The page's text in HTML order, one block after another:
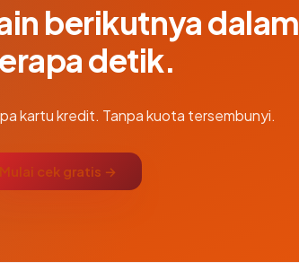
berikutnya dalam
detik.
kartu kredit. Tanpa kuota tersembunyi.
Mulai cek gratis →